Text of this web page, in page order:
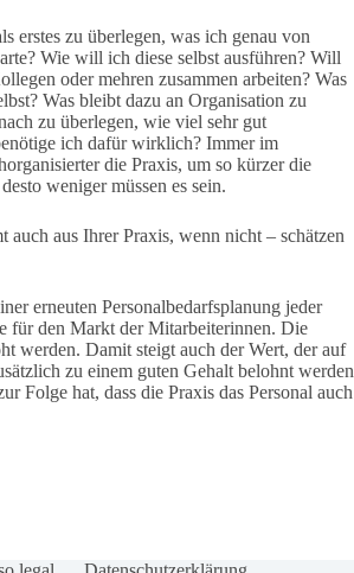
erstes zu überlegen, was ich genau von
Wie will ich diese selbst ausführen? Will
oder mehren zusammen arbeiten? Was
Was bleibt dazu an Organisation zu
zu überlegen, wie viel sehr gut
ich dafür wirklich? Immer im
die Praxis, um so kürzer die
weniger müssen es sein.
auch aus Ihrer Praxis, wenn nicht – schätzen
erneuten Personalbedarfsplanung jeder
für den Markt der Mitarbeiterinnen. Die
werden. Damit steigt auch der Wert, der auf
zu einem guten Gehalt belohnt werden
Folge hat, dass die Praxis das Personal auch